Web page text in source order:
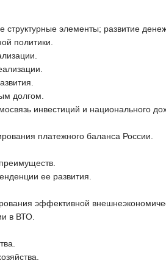
элементы; развитие
политики.
долгом.
инвестиций и национального
платежного баланса России.
ее развития.
эффективной
в ВТО.